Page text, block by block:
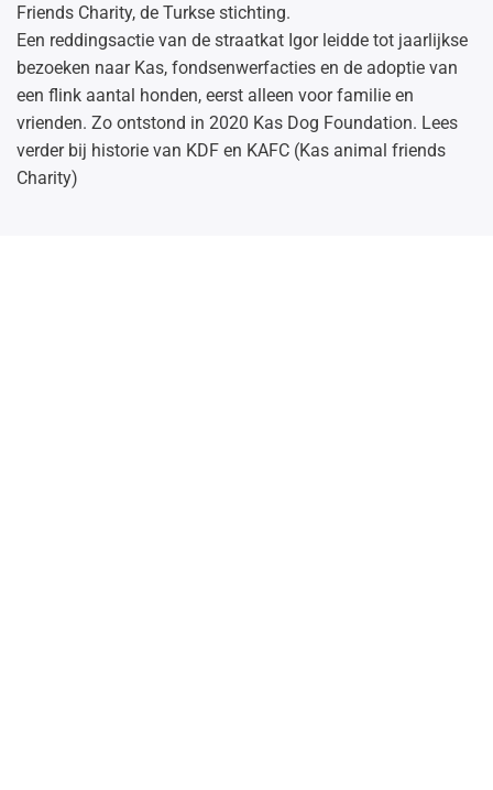
Friends Charity, de Turkse stichting.
Een reddingsactie van de straatkat Igor leidde tot jaarlijkse
bezoeken naar Kas, fondsenwerfacties en de adoptie van
een flink aantal honden, eerst alleen voor familie en
vrienden. Zo ontstond in 2020 Kas Dog Foundation. Lees
verder bij historie van KDF en KAFC (Kas animal friends
Charity)